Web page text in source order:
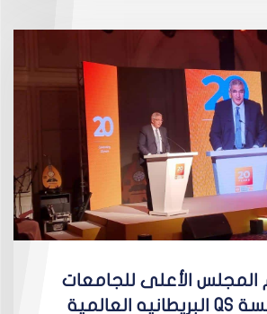
الأعلى للجامعات
احتفالية مؤسسة QS البريطانيه العالمية